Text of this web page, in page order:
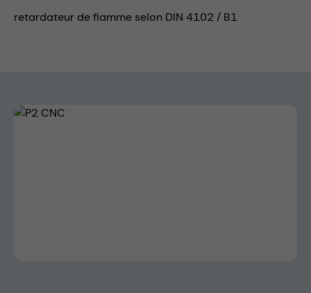
retardateur de flamme selon DIN 4102 / B1
Skip image gallery